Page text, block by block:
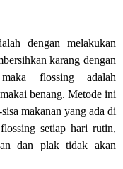
dengan melakukan
karang dengan
flossing adalah
benang. Metode ini
makanan yang ada di
setiap hari rutin,
dan plak tidak akan